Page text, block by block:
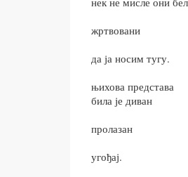
жртвовани
да ја носим тугу.
њихова представа
била је диван
пролазан
угођај.